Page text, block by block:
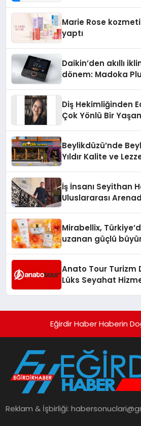
Marie Rose
yaptı
Daikin’den akıllı
dönem: Madoka
Diş Hekimliğinden
Çok Yönlü Bir
Beylikdüzü’nde
Yıldır Kalite ve
İş İnsanı Seyithan
Uluslararası
Mirabellix,
uzanan güçlü
Anato Tour Turizm
Lüks Seyahat
Eğirdir Haber Haberin
Reklam & İşbirliği: